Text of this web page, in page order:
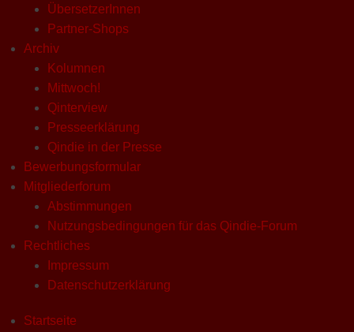
ÜbersetzerInnen
Partner-Shops
Archiv
Kolumnen
Mittwoch!
Qinterview
Presseerklärung
Qindie in der Presse
Bewerbungsformular
Mitgliederforum
Abstimmungen
Nutzungsbedingungen für das Qindie-Forum
Rechtliches
Impressum
Datenschutzerklärung
Startseite